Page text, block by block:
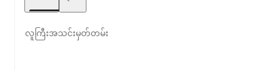
လူကြီးအသင်းမှတ်တမ်း